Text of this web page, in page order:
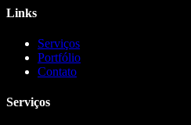
Links
Serviços
Portfólio
Contato
Serviços